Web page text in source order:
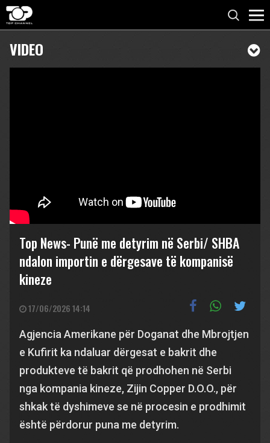
VIDEO
Top News- Punë me detyrim në Serbi/ SHBA
ndalon importin e dërgesave të kompanisë
kineze
17/06/2026 14:14
Agjencia Amerikane për Doganat dhe Mbrojtjen
e Kufirit ka ndaluar dërgesat e bakrit dhe
produkteve të bakrit që prodhohen në Serbi
nga kompania kineze, Zijin Copper D.O.O., për
shkak të dyshimeve se në procesin e prodhimit
është përdorur puna me detyrim.